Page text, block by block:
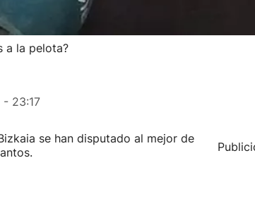
a la pelota?
23:17
se han disputado al mejor de